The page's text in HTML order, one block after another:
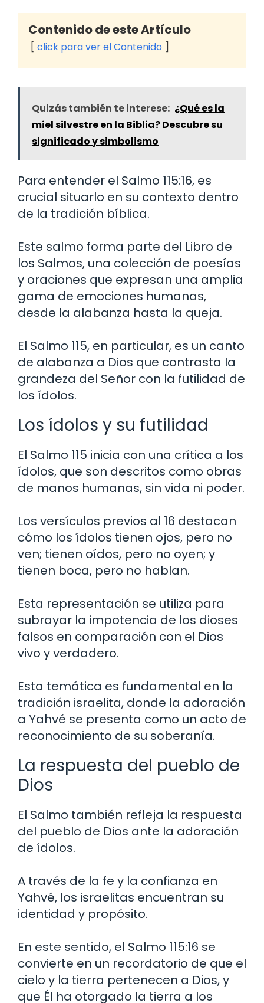
Contenido de este Artículo
click para ver el Contenido
Quizás también te interese: ¿Qué es la
miel silvestre en la Biblia? Descubre su
significado y simbolismo
Para entender el Salmo 115:16, es
crucial situarlo en su contexto dentro
de la tradición bíblica.
Este salmo forma parte del Libro de
los Salmos, una colección de poesías
y oraciones que expresan una amplia
gama de emociones humanas,
desde la alabanza hasta la queja.
El Salmo 115, en particular, es un canto
de alabanza a Dios que contrasta la
grandeza del Señor con la futilidad de
los ídolos.
Los ídolos y su futilidad
El Salmo 115 inicia con una crítica a los
ídolos, que son descritos como obras
de manos humanas, sin vida ni poder.
Los versículos previos al 16 destacan
cómo los ídolos tienen ojos, pero no
ven; tienen oídos, pero no oyen; y
tienen boca, pero no hablan.
Esta representación se utiliza para
subrayar la impotencia de los dioses
falsos en comparación con el Dios
vivo y verdadero.
Esta temática es fundamental en la
tradición israelita, donde la adoración
a Yahvé se presenta como un acto de
reconocimiento de su soberanía.
La respuesta del pueblo de
Dios
El Salmo también refleja la respuesta
del pueblo de Dios ante la adoración
de ídolos.
A través de la fe y la confianza en
Yahvé, los israelitas encuentran su
identidad y propósito.
En este sentido, el Salmo 115:16 se
convierte en un recordatorio de que el
cielo y la tierra pertenecen a Dios, y
que Él ha otorgado la tierra a los